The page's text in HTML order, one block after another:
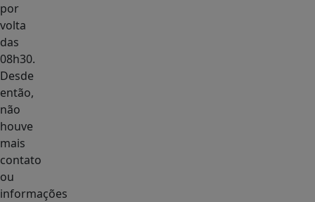
por
volta
das
08h30.
Desde
então,
não
houve
mais
contato
ou
informações